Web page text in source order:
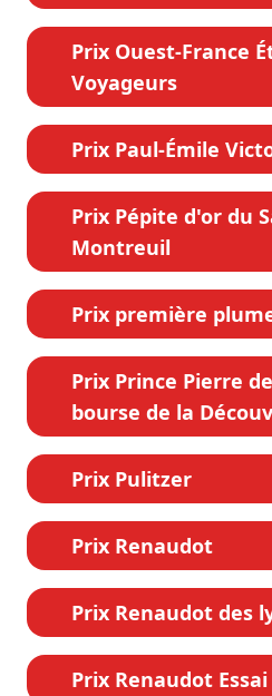
Prix Ouest-France
Voyageurs
Prix Paul-Émile
Prix Pépite d'or du
Montreuil
Prix première
Prix Prince Pierre
bourse de la
Prix Pulitzer
Prix Renaudot
Prix Renaudot des
Prix Renaudot Essai